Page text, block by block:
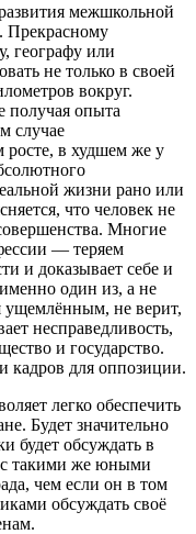
межшкольной
Прекрасному
географу или
не только в своей
вокруг.
получая опыта
случае
росте, в худшем же у
жизни рано или
что человек не
Многие
— теряем
и доказывает себе и
один из, а не
ущемлённым, не верит,
несправедливость,
и государство.
кадров для оппозиции.
легко обеспечить
Будет значительно
будет обсуждать в
с такими же юными
чем если он в том
обсуждать своё